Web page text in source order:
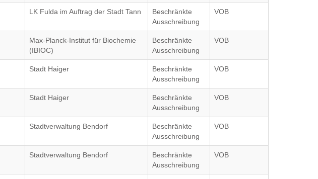
LK Fulda im Auftrag der Stadt Tann
Beschränkte
Ausschreibung
VOB
Max-Planck-Institut für Biochemie
(IBIOC)
Beschränkte
Ausschreibung
VOB
Stadt Haiger
Beschränkte
Ausschreibung
VOB
Stadt Haiger
Beschränkte
Ausschreibung
VOB
Stadtverwaltung Bendorf
Beschränkte
Ausschreibung
VOB
Stadtverwaltung Bendorf
Beschränkte
Ausschreibung
VOB